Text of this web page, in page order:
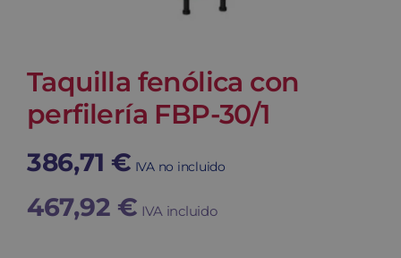
Taquilla fenólica con
perfilería FBP-30/1
386,71 € IVA no incluido
467,92 € IVA incluido